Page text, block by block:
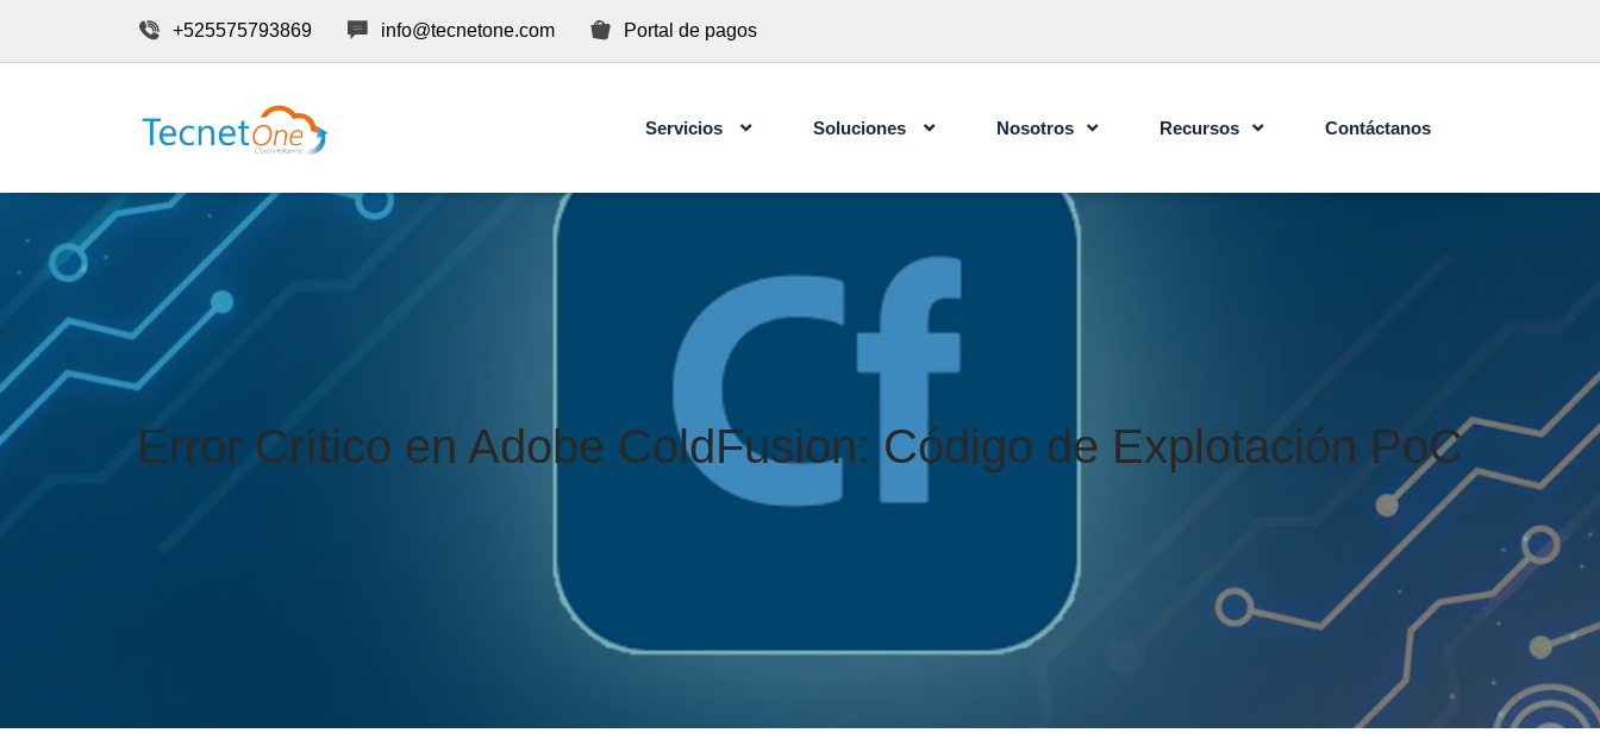
+525575793869 info@tecnetone.com Portal de pagos
Servicios Soluciones Nosotros Recursos Contáctanos
Error Crítico en Adobe ColdFusion: Código de Explotación PoC